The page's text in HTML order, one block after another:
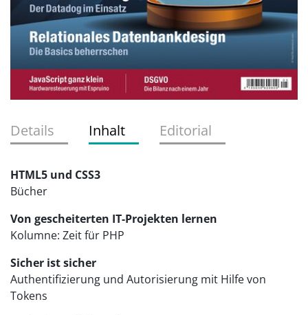
Details Inhalt Editorial
HTML5 und CSS3
Bücher
Von gescheiterten IT-Projekten lernen
Kolumne: Zeit für PHP
Sicher ist sicher
Authentifizierung und Autorisierung mit Hilfe von
Tokens